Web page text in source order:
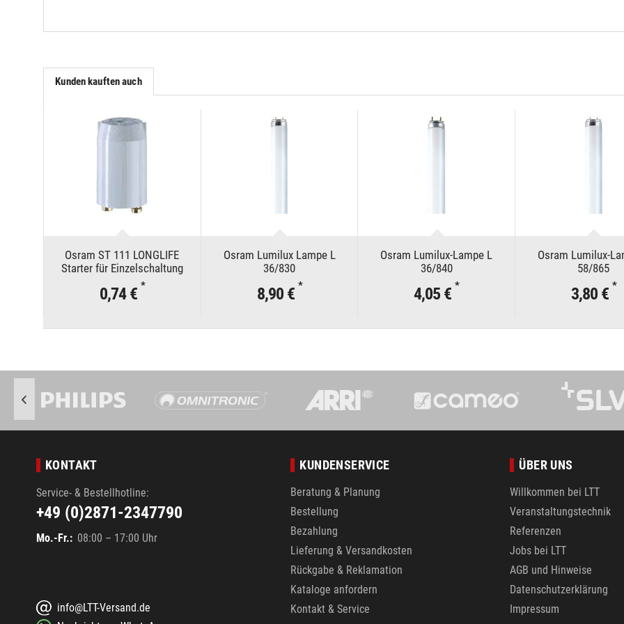
Kunden kauften auch
Osram ST 111 LONGLIFE
Starter für Einzelschaltung
0,74 € *
Osram Lumilux Lampe L
36/830
8,90 € *
Osram Lumilux-Lampe L
36/840
4,05 € *
Osram Lumilux-
58/865
3,80 € *
KONTAKT
Service- & Bestellhotline:
+49 (0)2871-2347790
Mo.-Fr.: 08:00 – 17:00 Uhr
info@LTT-Versand.de
KUNDENSERVICE
Beratung & Planung
Bestellung
Bezahlung
Lieferung & Versandkosten
Rückgabe & Reklamation
Kataloge anfordern
Kontakt & Service
ÜBER UNS
Willkommen bei LTT
Veranstaltungstechnik
Referenzen
Jobs bei LTT
AGB und Hinweise
Datenschutzerklärung
Impressum